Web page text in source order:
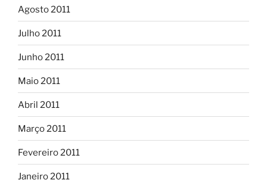
Agosto 2011
Julho 2011
Junho 2011
Maio 2011
Abril 2011
Março 2011
Fevereiro 2011
Janeiro 2011